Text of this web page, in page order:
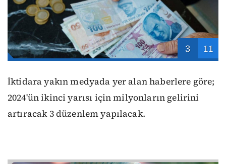
3 11
İktidara yakın medyada yer alan haberlere göre;
2024'ün ikinci yarısı için milyonların gelirini
artıracak 3 düzenlem yapılacak.